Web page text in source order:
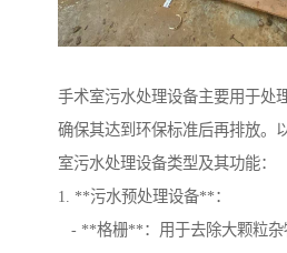
手术室污水处理设备主要用于处
确保其达到环保标准后再排放。
室污水处理设备类型及其功能：
1. **污水预处理设备**：
- **格栅**：用于去除大颗粒杂